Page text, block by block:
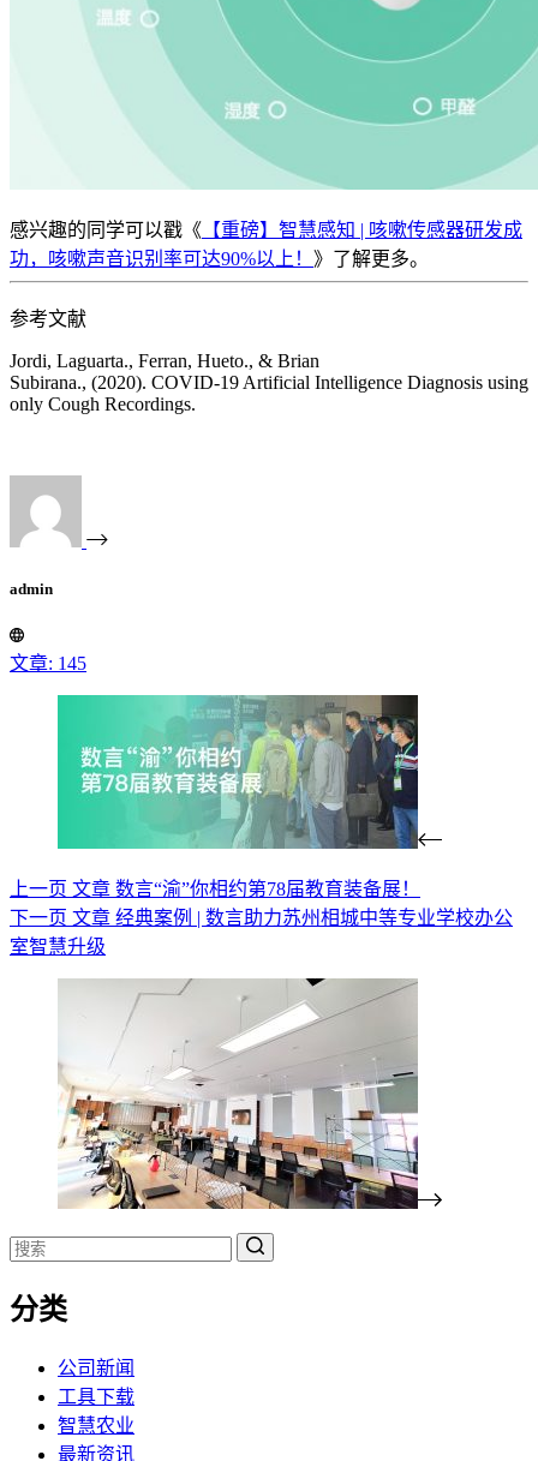
感兴趣的同学可以戳《 【重磅】智慧感知 | 咳嗽传感器研发成
功，咳嗽声音识别率可达90%以上！ 》了解更多。
参考文献
Jordi, Laguarta., Ferran, Hueto., & Brian
Subirana., (2020). COVID-19 Artificial Intelligence Diagnosis using
only Cough Recordings.
admin
文章: 145
上一页 文章 数言“渝”你相约第78届教育装备展！
下一页 文章 经典案例 | 数言助力苏州相城中等专业学校办公
室智慧升级
结
分类
公司新闻
工具下载
智慧农业
最新资讯